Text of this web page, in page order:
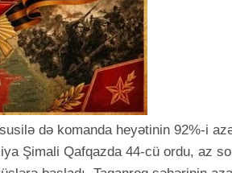
də komanda heyətinin 92%-i
Şimali Qafqazda 44-cü ordu, az